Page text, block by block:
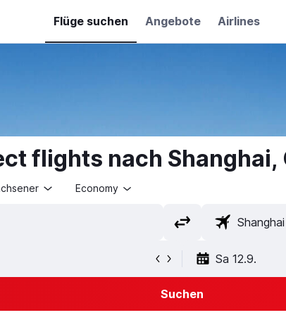
Flüge suchen Angebote Airlines
flights nach Shanghai,
Economy
Sa 12.9.
Suchen